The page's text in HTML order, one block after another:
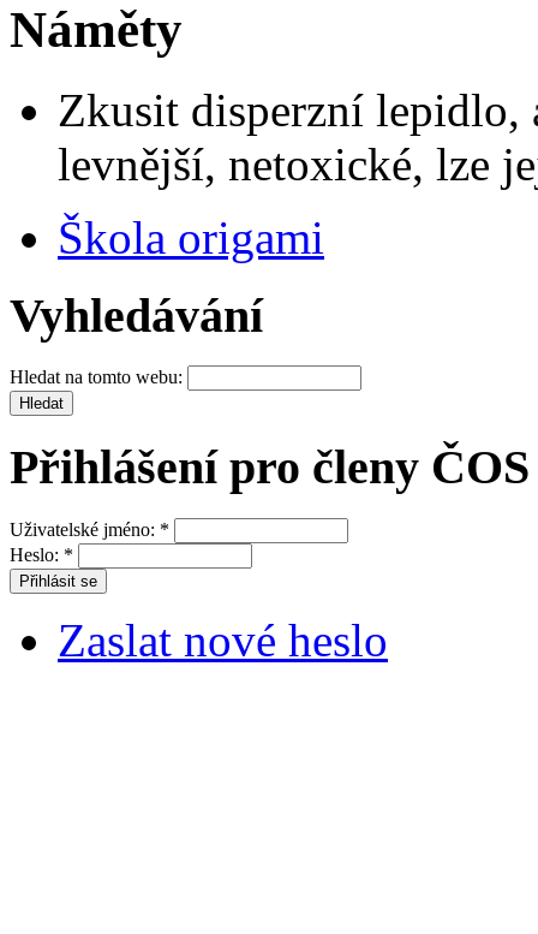
Náměty
Zkusit disperzní lepidlo,
levnější, netoxické, lze
Škola origami
Vyhledávání
Hledat na tomto webu:
Přihlášení pro členy ČOS
Uživatelské jméno: *
Heslo: *
Zaslat nové heslo